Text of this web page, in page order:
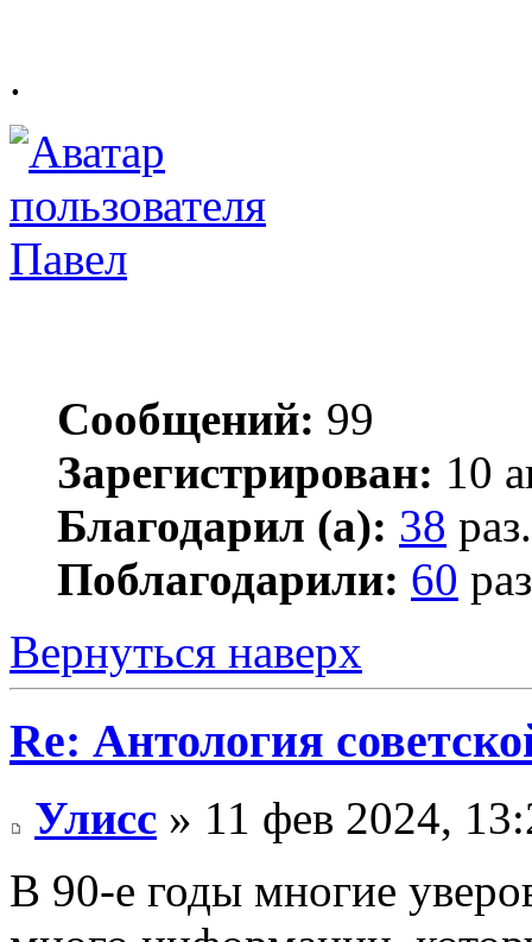
.
Павел
Сообщений: 99
Зарегистрирован: 10
Благодарил (а): 38 раз.
Поблагодарили: 60
Вернуться наверх
Re: Антология
Улисс » 11 фев 2024,
В 90-е годы многие